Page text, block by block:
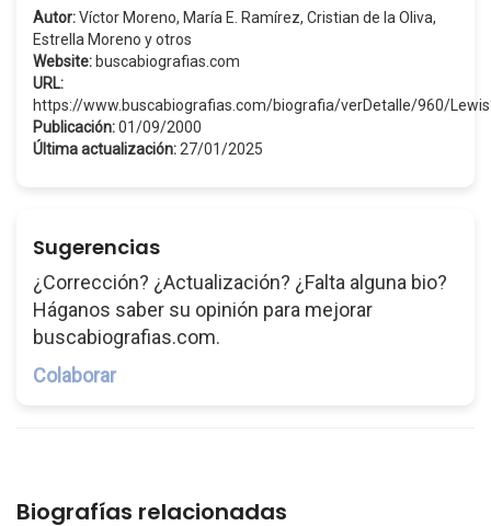
Autor:Víctor Moreno, María E. Ramírez, Cristian de la Oliva,
Estrella Moreno y otros
Website: buscabiografias.com
URL:
https://www.buscabiografias.com/biografia/verDetalle/960/
Publicación:01/09/2000
Última actualización: 27/01/2025
Sugerencias
¿Corrección? ¿Actualización? ¿Falta alguna bio?
Háganos saber su opinión para mejorar
buscabiografias.com.
Colaborar
Biografías relacionadas